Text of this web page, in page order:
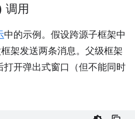
调用
中的示例。假设跨源子框架中
架发送两条消息。父级框架
开弹出式窗口（但不能同时